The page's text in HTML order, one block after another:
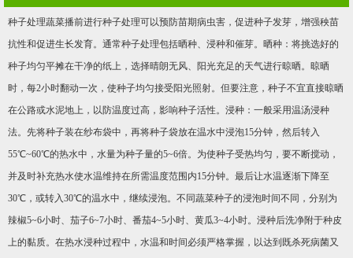
种子处理蔬菜播前进行种子处理可以预防苗期病虫害，促进种子发芽，增强秧苗
抗性和促进生长发育。通常种子处理包括晒种、浸种和催芽。晒种：将挑选好的
种子均匀平摊在干净的纸上，选择晴朗无风、阳光充足的天气进行晾晒。晾晒
时，每2小时翻动一次，使种子均匀接受阳光照射。但要注意，种子不宜直接晾晒
在公路或水泥地上，以防温度过高，影响种子活性。浸种：一般采用温汤浸种
法。先将种子装在纱布袋中，再将种子袋放在温水中浸泡15分钟，然后转入
55℃~60℃的热水中，水量为种子量的5~6倍。为使种子受热均匀，要不断搅动，
并及时补充热水使水温维持在所需温度范围内15分钟。最后让水温逐渐下降至
30℃，或转入30℃的温水中，继续浸泡。不同蔬菜种子的浸泡时间不同，分别为
辣椒5~6小时、茄子6~7小时、番茄4~5小时、黄瓜3~4小时。浸种后洗净附于种皮
上的黏质。在热水浸种过程中，水温和时间必须严格掌握，以达到既杀死病菌又